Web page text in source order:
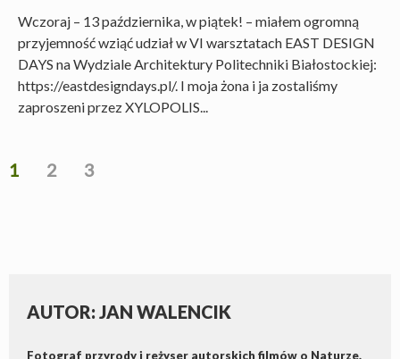
Wczoraj – 13 października, w piątek! – miałem ogromną
przyjemność wziąć udział w VI warsztatach EAST DESIGN
DAYS na Wydziale Architektury Politechniki Białostockiej:
https://eastdesigndays.pl/. I moja żona i ja zostaliśmy
zaproszeni przez XYLOPOLIS...
1 2 3
AUTOR: JAN WALENCIK
Fotograf przyrody i reżyser autorskich filmów o Naturze.